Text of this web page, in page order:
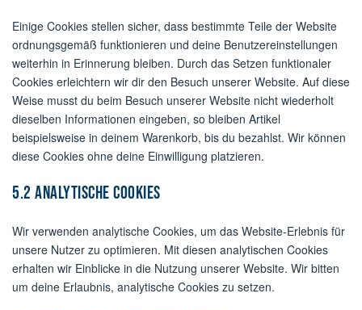
Einige Cookies stellen sicher, dass bestimmte Teile der Website
ordnungsgemäß funktionieren und deine Benutzereinstellungen
weiterhin in Erinnerung bleiben. Durch das Setzen funktionaler
Cookies erleichtern wir dir den Besuch unserer Website. Auf diese
Weise musst du beim Besuch unserer Website nicht wiederholt
dieselben Informationen eingeben, so bleiben Artikel
beispielsweise in deinem Warenkorb, bis du bezahlst. Wir können
diese Cookies ohne deine Einwilligung platzieren.
5.2 Analytische Cookies
Wir verwenden analytische Cookies, um das Website-Erlebnis für
unsere Nutzer zu optimieren. Mit diesen analytischen Cookies
erhalten wir Einblicke in die Nutzung unserer Website. Wir bitten
um deine Erlaubnis, analytische Cookies zu setzen.